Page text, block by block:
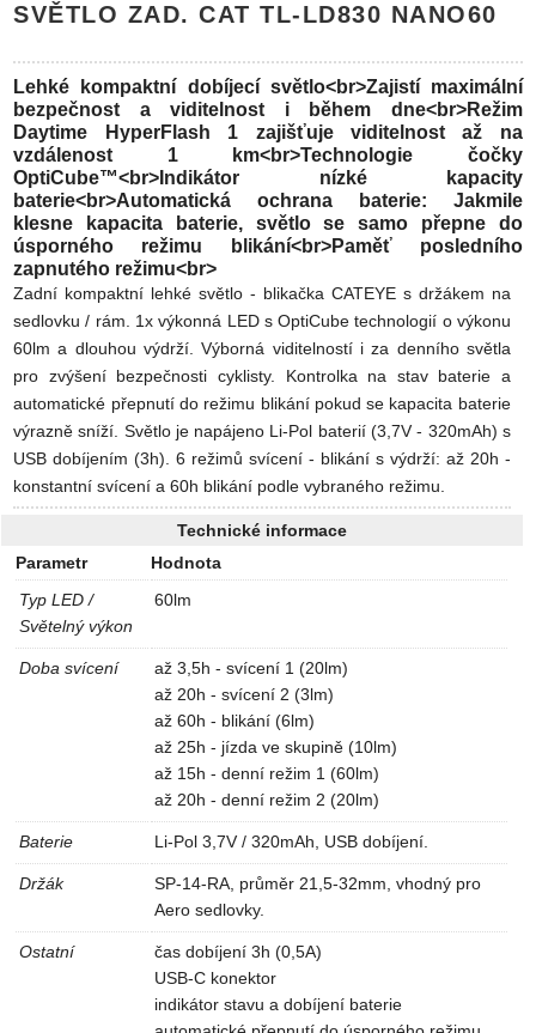
SVĚTLO ZAD. CAT TL-LD830 NANO60
Lehké kompaktní dobíjecí světlo<br>Zajistí maximální
bezpečnost a viditelnost i během dne<br>Režim
Daytime HyperFlash 1 zajišťuje viditelnost až na
vzdálenost 1 km<br>Technologie čočky
OptiCube™<br>Indikátor nízké kapacity
baterie<br>Automatická ochrana baterie: Jakmile
klesne kapacita baterie, světlo se samo přepne do
úsporného režimu blikání<br>Paměť posledního
zapnutého režimu<br>
Zadní kompaktní lehké světlo - blikačka CATEYE s držákem na
sedlovku / rám. 1x výkonná LED s OptiCube technologií o výkonu
60lm a dlouhou výdrží. Výborná viditelností i za denního světla
pro zvýšení bezpečnosti cyklisty. Kontrolka na stav baterie a
automatické přepnutí do režimu blikání pokud se kapacita baterie
výrazně sníží. Světlo je napájeno Li-Pol baterií (3,7V - 320mAh) s
USB dobíjením (3h). 6 režimů svícení - blikání s výdrží: až 20h -
konstantní svícení a 60h blikání podle vybraného režimu.
Technické informace
Parametr
Hodnota
Typ LED /
Světelný výkon
60lm
Doba svícení
až 3,5h - svícení 1 (20lm)
až 20h - svícení 2 (3lm)
až 60h - blikání (6lm)
až 25h - jízda ve skupině (10lm)
až 15h - denní režim 1 (60lm)
až 20h - denní režim 2 (20lm)
Baterie Li-Pol 3,7V / 320mAh, USB dobíjení.
Držák
SP-14-RA, průměr 21,5-32mm, vhodný pro
Aero sedlovky.
Ostatní
čas dobíjení 3h (0,5A)
USB-C konektor
indikátor stavu a dobíjení baterie